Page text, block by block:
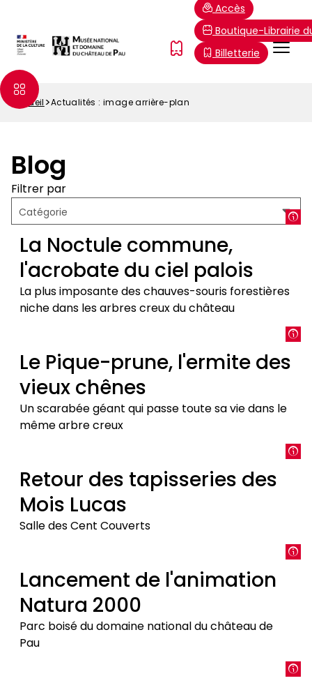
contenu
principal
Menu
FR
Accès
Boutique-Librairie
Billetterie
Fil
Accueil Actualités : image arrière-plan
Blog
Actualités
mises
en
Filtrer par
Catégorie
La Noctule commune,
l'acrobate du ciel palois
La plus imposante des chauves-souris forestières
niche dans les arbres creux du château
commune,
l'acrobate
ciel
palois
Le Pique-prune, l'ermite des
vieux chênes
Un scarabée géant qui passe toute sa vie dans le
même arbre creux
prune,
l'ermite
des
vieux
Retour des tapisseries des
Mois Lucas
Salle des Cent Couverts
tapisseries
des
Mois
Lucas
Lancement de l'animation
Natura 2000
Parc boisé du domaine national du château de
Pau